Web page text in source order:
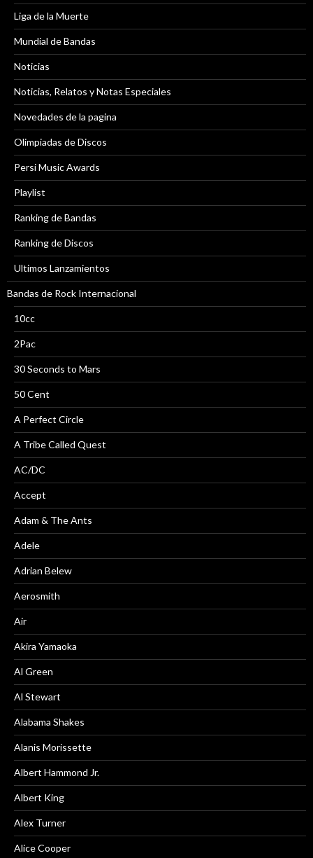
Liga de la Muerte
Mundial de Bandas
Noticias
Noticias, Relatos y Notas Especiales
Novedades de la pagina
Olimpiadas de Discos
Persi Music Awards
Playlist
Ranking de Bandas
Ranking de Discos
Ultimos Lanzamientos
Bandas de Rock Internacional
10cc
2Pac
30 Seconds to Mars
50 Cent
A Perfect Circle
A Tribe Called Quest
AC/DC
Accept
Adam & The Ants
Adele
Adrian Belew
Aerosmith
Air
Akira Yamaoka
Al Green
Al Stewart
Alabama Shakes
Alanis Morissette
Albert Hammond Jr.
Albert King
Alex Turner
Alice Cooper